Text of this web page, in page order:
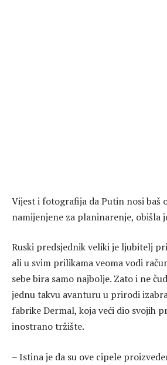
Vijest i fotografija da Putin nosi baš
namijenjene za planinarenje, obišla
Ruski predsjednik veliki je ljubitelj
ali u svim prilikama veoma vodi
sebe bira samo najbolje. Zato i ne
jednu takvu avanturu u prirodi
fabrike Dermal, koja veći dio svojih
inostrano tržište.
– Istina je da su ove cipele